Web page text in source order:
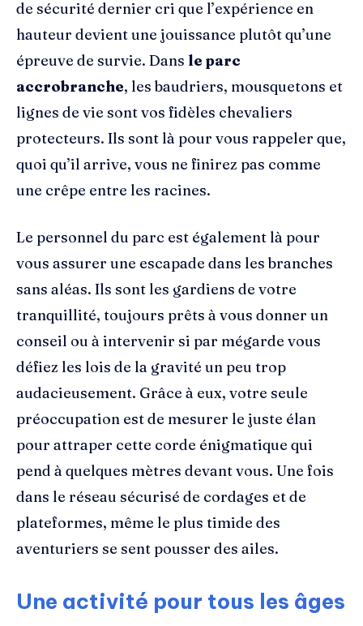
de sécurité dernier cri que l’expérience en
hauteur devient une jouissance plutôt qu’une
épreuve de survie. Dans le parc
accrobranche, les baudriers, mousquetons et
lignes de vie sont vos fidèles chevaliers
protecteurs. Ils sont là pour vous rappeler que,
quoi qu’il arrive, vous ne finirez pas comme
une crêpe entre les racines.
Le personnel du parc est également là pour
vous assurer une escapade dans les branches
sans aléas. Ils sont les gardiens de votre
tranquillité, toujours prêts à vous donner un
conseil ou à intervenir si par mégarde vous
défiez les lois de la gravité un peu trop
audacieusement. Grâce à eux, votre seule
préoccupation est de mesurer le juste élan
pour attraper cette corde énigmatique qui
pend à quelques mètres devant vous. Une fois
dans le réseau sécurisé de cordages et de
plateformes, même le plus timide des
aventuriers se sent pousser des ailes.
Une activité pour tous les âges